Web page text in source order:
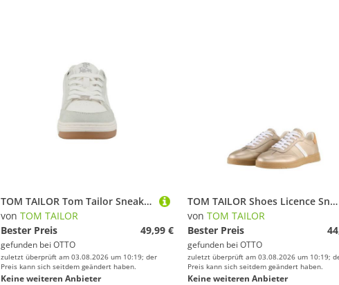
TOM TAILOR Tom Tailor Sneaker Low Sneaker
von TOM TAILOR
Bester Preis
49,99 €
gefunden bei OTTO
zuletzt überprüft am 03.08.2026 um 10:19; der
Preis kann sich seitdem geändert haben.
Keine weiteren Anbieter
TOM TAILOR Shoes Licence Sneaker (1-tlg) Sneaker im Metallic-Look
von TOM TAILOR
Bester Preis
gefunden bei OTTO
zuletzt überprüft am 03.08.2026 um 10:19;
Preis kann sich seitdem geändert haben.
Keine weiteren Anbieter